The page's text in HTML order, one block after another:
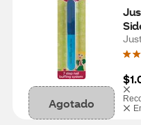
Agotado